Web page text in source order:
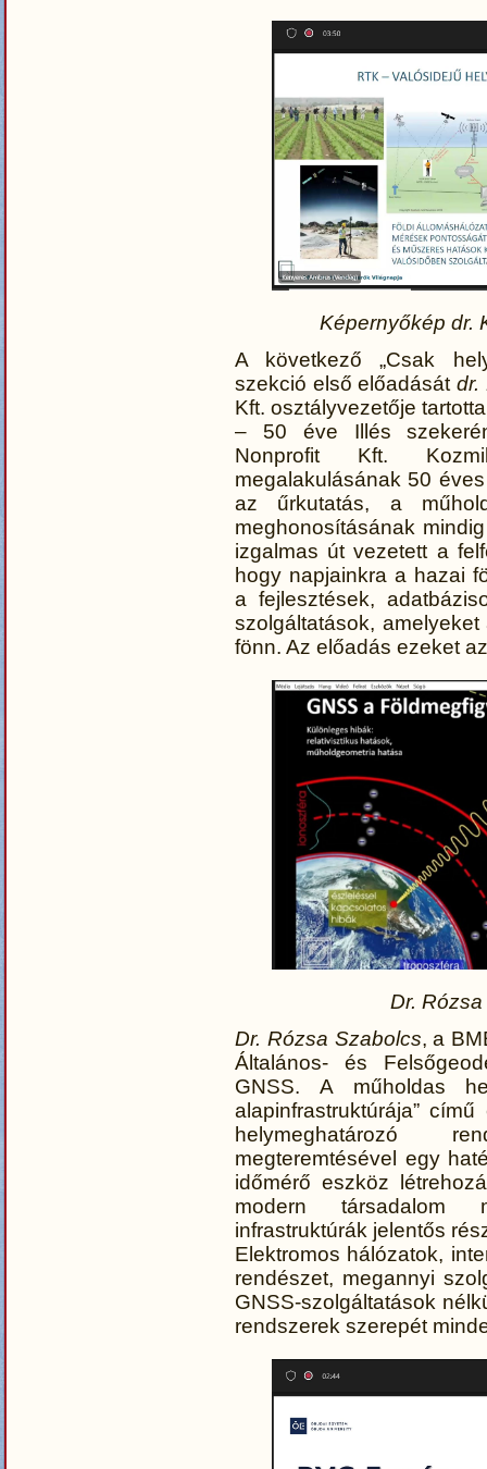
Képernyőkép dr.
A következő „Csak
szekció első előadásátdr.
Kft. osztályvezetője
– 50 éve Illés
Nonprofit Kft.
megalakulásának 50
az űrkutatás, a
meghonosításának
izgalmas út vezetett a
hogy napjainkra a hazai
a fejlesztések,
szolgáltatások,
fönn. Az előadás ezeket
Dr.
Dr. Rózsa Szabolcs, a
Általános- és
GNSS. A műholdas
alapinfrastruktúrája”
helymeghatározó
megteremtésével egy
időmérő eszköz
modern társadalom
infrastruktúrák jelentős
Elektromos hálózatok,
rendészet, megannyi
GNSS-szolgáltatások
rendszerek szerepét